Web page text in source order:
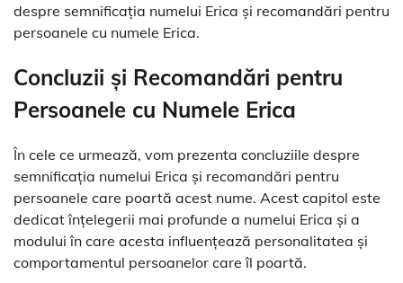
despre semnificația numelui Erica și recomandări pentru
persoanele cu numele Erica.
Concluzii și Recomandări pentru
Persoanele cu Numele Erica
În cele ce urmează, vom prezenta concluziile despre
semnificația numelui Erica și recomandări pentru
persoanele care poartă acest nume. Acest capitol este
dedicat înțelegerii mai profunde a numelui Erica și a
modului în care acesta influențează personalitatea și
comportamentul persoanelor care îl poartă.